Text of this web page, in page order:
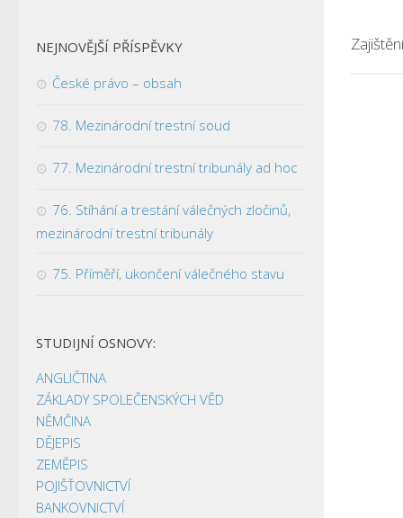
NEJNOVĚJŠÍ PŘÍSPĚVKY
České právo – obsah
78. Mezinárodní trestní soud
77. Mezinárodní trestní tribunály ad hoc
76. Stíhání a trestání válečných zločinů,
mezinárodní trestní tribunály
75. Příměří, ukončení válečného stavu
STUDIJNÍ OSNOVY:
ANGLIČTINA
ZÁKLADY SPOLEČENSKÝCH VĚD
NĚMČINA
DĚJEPIS
ZEMĚPIS
POJIŠŤOVNICTVÍ
BANKOVNICTVÍ